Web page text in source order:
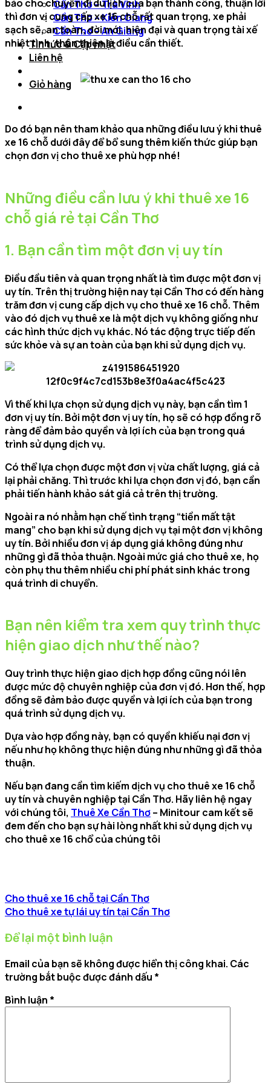
Cần Thơ – Trà Vinh
Cần Thơ – Kiên Giang
Cần Thơ – An Giang
Tin tức & Cập nhật
Liên hệ
Giỏ hàng
bảo cho chuyến đi du lịch của bạn thành công, thuận lời
thì đơn vị cung cấp xe 16 chỗ rất quan trọng, xe phải
sạch sẽ, an toàn, đời mới, hiện đại và quan trọng tài xế
nhiệt tình, thân thiện là điều cần thiết.
Do đó bạn nên tham khảo qua những điều lưu ý khi thuê
xe 16 chỗ dưới đây để bổ sung thêm kiến thức giúp bạn
chọn đơn vị cho thuê xe phù hợp nhé!
Những điều cần lưu ý khi thuê xe 16
chỗ giá rẻ tại Cần Thơ
1. Bạn cần tìm một đơn vị uy tín
Điều đầu tiên và quan trọng nhất là tìm được một đơn vị
uy tín. Trên thị trường hiện nay tại Cần Thơ có đến hàng
trăm đơn vị cung cấp dịch vụ cho thuê xe 16 chỗ. Thêm
vào đó dịch vụ thuê xe là một dịch vụ không giống như
các hình thức dịch vụ khác. Nó tác động trực tiếp đến
sức khỏe và sự an toàn của bạn khi sử dụng dịch vụ.
Vì thế khi lựa chọn sử dụng dịch vụ này, bạn cần tìm 1
đơn vị uy tín. Bởi một đơn vị uy tín, họ sẽ có hợp đồng rõ
ràng để đảm bảo quyền và lợi ích của bạn trong quá
trình sử dụng dịch vụ.
Có thể lựa chọn được một đơn vị vừa chất lượng, giá cả
lại phải chăng. Thì trước khi lựa chọn đơn vị đó, bạn cần
phải tiến hành khảo sát giá cả trên thị trường.
Ngoài ra nó nhằm hạn chế tình trạng “tiền mất tật
mang” cho bạn khi sử dụng dịch vụ tại một đơn vị không
uy tín. Bởi nhiều đơn vị áp dụng giá không đúng như
những gì đã thỏa thuận. Ngoài mức giá cho thuê xe, họ
còn phụ thu thêm nhiều chi phí phát sinh khác trong
quá trình di chuyển.
Bạn nên kiểm tra xem quy trình thực
hiện giao dịch như thế nào?
Quy trình thực hiện giao dịch hợp đồng cũng nói lên
được mức độ chuyên nghiệp của đơn vị đó. Hơn thế, hợp
đồng sẽ đảm bảo được quyền và lợi ích của bạn trong
quá trình sử dụng dịch vụ.
Dựa vào hợp đồng này, bạn có quyền khiếu nại đơn vị
nếu như họ không thực hiện đúng như những gì đã thỏa
thuận.
Nếu bạn đang cần tìm kiếm dịch vụ cho thuê xe 16 chỗ
uy tín và chuyên nghiệp tại Cần Thơ. Hãy liên hệ ngay
với chúng tôi, Thuê Xe Cần Thơ– Minitour cam kết sẽ
đem đến cho bạn sự hài lòng nhất khi sử dụng dịch vụ
cho thuê xe 16 chổ của chúng tôi
Cho thuê xe 16 chỗ tại Cần Thơ
Cho thuê xe tự lái uy tín tại Cần Thơ
Để lại một bình luận
Email của bạn sẽ không được hiển thị công khai. Các
trường bắt buộc được đánh dấu *
Bình luận *